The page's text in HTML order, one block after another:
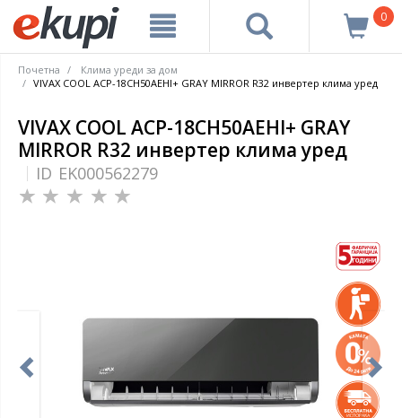
0
Почетна
Клима уреди за дом
VIVAX COOL ACP-18CH50AEHI+ GRAY MIRROR R32 инвертер клима уред
VIVAX COOL ACP-18CH50AEHI+ GRAY
MIRROR R32 инвертер клима уред
ID EK000562279